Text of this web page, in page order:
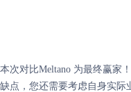
本次对比Meltano 为最终赢家
缺点，您还需要考虑自身实际